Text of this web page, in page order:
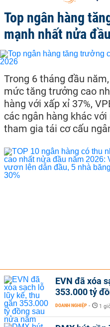
Top ngân hàng
mạnh nhất nửa
Trong 6 tháng đầu
mức tăng trưởng cao
hàng với xấp xỉ 37%,
các ngân hàng khác
tham gia tái cơ cấu
EVN đã xóa
353.000 tỷ
DOANH NGHIỆP - 1